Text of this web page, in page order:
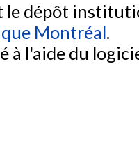
le dépôt
Montréal.
à l'aide du